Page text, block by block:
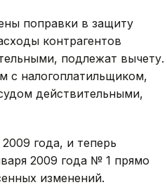
поправки в защиту
контрагентов
подлежат вычету.
с налогоплатильщиком,
действительными,
года, и теперь
2009 года № 1 прямо
изменений.